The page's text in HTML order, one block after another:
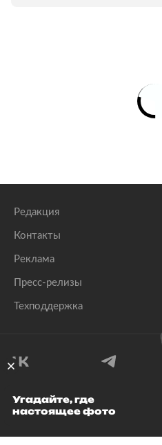
Редакция
Контакты
Реклама
Пресс-релизы
Техподдержка
© 1999–2026 Все
Угадайте, где
настоящее фото